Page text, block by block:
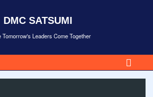
DMC SATSUMI
Tomorrow's Leaders Come Together